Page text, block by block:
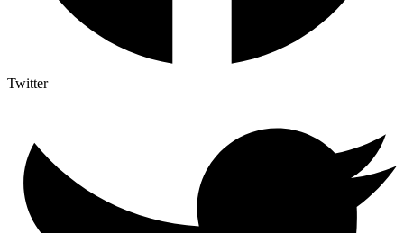
Twitter